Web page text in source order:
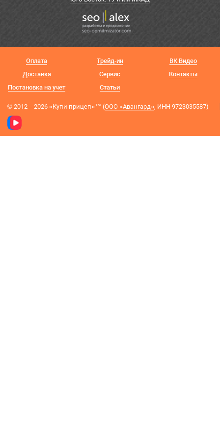
Оплата
Доставка
Постановка на учет
Трейд-ин
Сервис
Статьи
ВК Видео
Контакты
© 2012—2026 «Купи прицеп»™ (ООО «Авангард», ИНН 9723035587)